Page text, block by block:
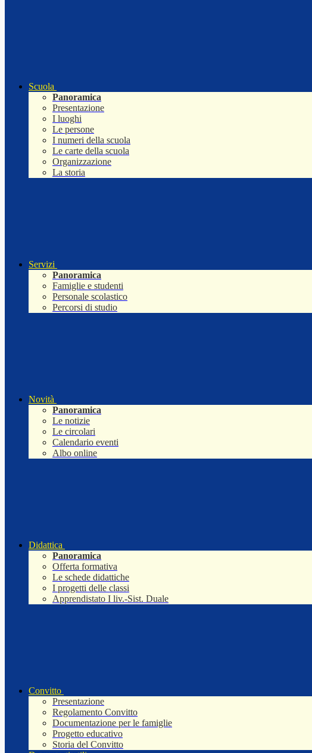
Scuola
Panoramica
Presentazione
I luoghi
Le persone
I numeri della scuola
Le carte della scuola
Organizzazione
La storia
Servizi
Panoramica
Famiglie e studenti
Personale scolastico
Percorsi di studio
Novità
Panoramica
Le notizie
Le circolari
Calendario eventi
Albo online
Didattica
Panoramica
Offerta formativa
Le schede didattiche
I progetti delle classi
Apprendistato I liv.-Sist. Duale
Convitto
Presentazione
Regolamento Convitto
Documentazione per le famiglie
Progetto educativo
Storia del Convitto